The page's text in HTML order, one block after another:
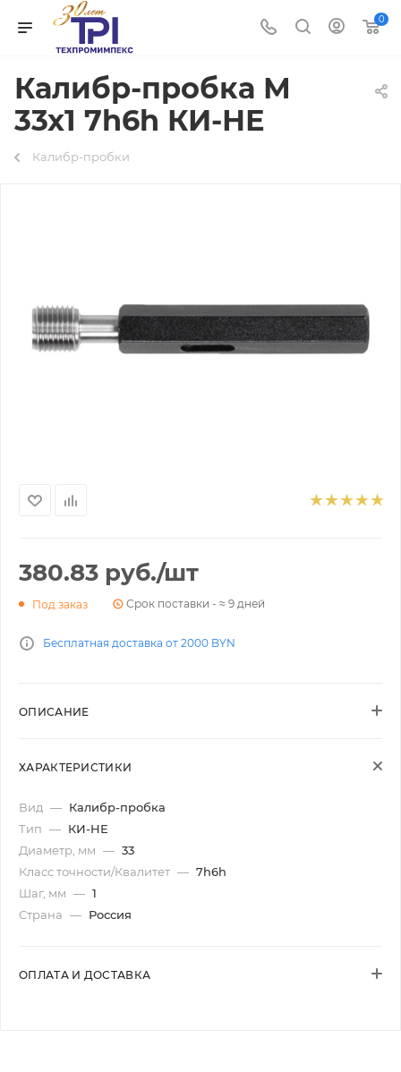
0
Калибр-пробка М
33х1 7h6h КИ-НЕ
Калибр-пробки
380.83 руб./шт
Под заказ Срок поставки - ≈ 9 дней
Бесплатная доставка от 2000 BYN
ОПИСАНИЕ
ХАРАКТЕРИСТИКИ
Вид — Калибр-пробка
Тип — КИ-НЕ
Диаметр, мм — 33
Класс точности/Квалитет — 7h6h
Шаг, мм — 1
Страна — Россия
ОПЛАТА И ДОСТАВКА